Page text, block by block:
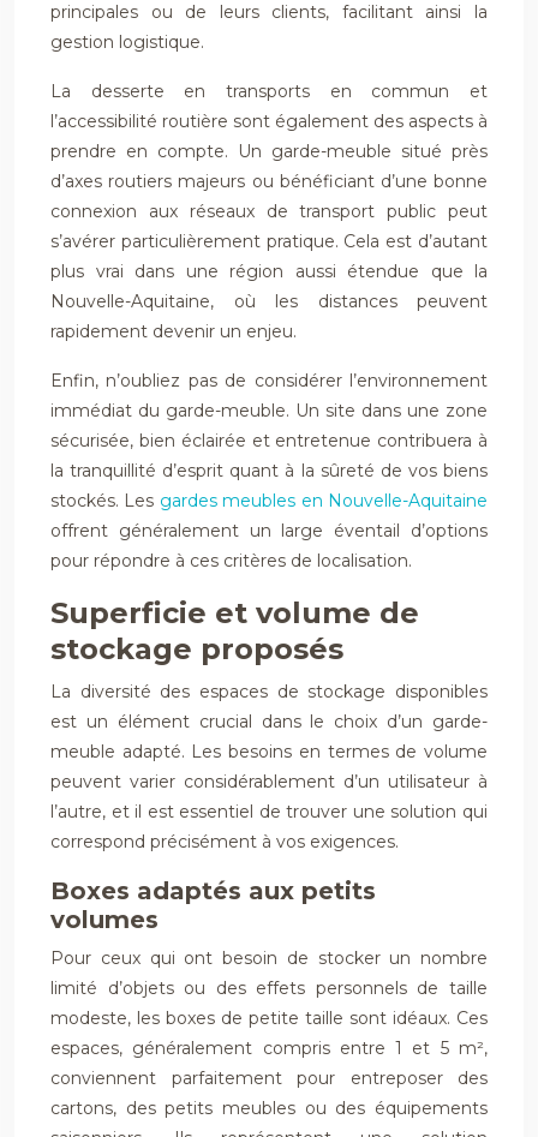
principales ou de leurs clients, facilitant ainsi la
gestion logistique.
La desserte en transports en commun et
l’accessibilité routière sont également des aspects à
prendre en compte. Un garde-meuble situé près
d’axes routiers majeurs ou bénéficiant d’une bonne
connexion aux réseaux de transport public peut
s’avérer particulièrement pratique. Cela est d’autant
plus vrai dans une région aussi étendue que la
Nouvelle-Aquitaine, où les distances peuvent
rapidement devenir un enjeu.
Enfin, n’oubliez pas de considérer l’environnement
immédiat du garde-meuble. Un site dans une zone
sécurisée, bien éclairée et entretenue contribuera à
la tranquillité d’esprit quant à la sûreté de vos biens
stockés. Les gardes meubles en Nouvelle-Aquitaine
offrent généralement un large éventail d’options
pour répondre à ces critères de localisation.
Superficie et volume de
stockage proposés
La diversité des espaces de stockage disponibles
est un élément crucial dans le choix d’un garde-
meuble adapté. Les besoins en termes de volume
peuvent varier considérablement d’un utilisateur à
l’autre, et il est essentiel de trouver une solution qui
correspond précisément à vos exigences.
Boxes adaptés aux petits
volumes
Pour ceux qui ont besoin de stocker un nombre
limité d’objets ou des effets personnels de taille
modeste, les boxes de petite taille sont idéaux. Ces
espaces, généralement compris entre 1 et 5 m²,
conviennent parfaitement pour entreposer des
cartons, des petits meubles ou des équipements